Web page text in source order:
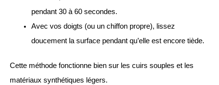
pendant 30 à 60 secondes.
Avec vos doigts (ou un chiffon propre), lissez
doucement la surface pendant qu’elle est encore tiède.
Cette méthode fonctionne bien sur les cuirs souples et les
matériaux synthétiques légers.